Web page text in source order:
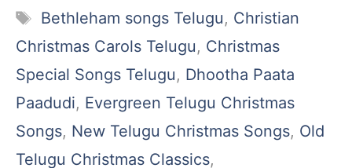
Tags
Bethleham songs Telugu, Christian
Christmas Carols Telugu, Christmas
Special Songs Telugu, Dhootha Paata
Paadudi, Evergreen Telugu Christmas
Songs, New Telugu Christmas Songs, Old
Telugu Christmas Classics,